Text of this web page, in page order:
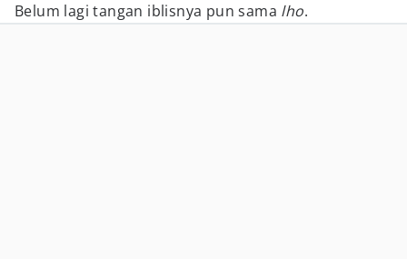
Belum lagi tangan iblisnya pun sama lho.